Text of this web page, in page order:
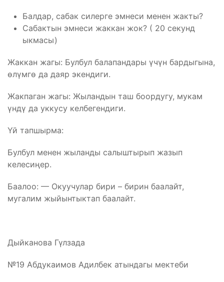
Балдар, сабак силерге эмнеси менен жакты?
Сабактын эмнеси жаккан жок? ( 20 секунд
ыкмасы)
Жаккан жагы: Булбул балапандары үчүн бардыгына,
өлүмгө да даяр экендиги.
Жакпаган жагы: Жыландын таш боордугу, мукам
үндү да уккусу келбегендиги.
Үй тапшырма:
Булбул менен жыланды салыштырып жазып
келесиңер.
Баалоо: — Окуучулар бири – бирин баалайт,
мугалим жыйынтыктап баалайт.
Дыйканова Гүлзада
№19 Абдукаимов Адилбек атындагы мектеби